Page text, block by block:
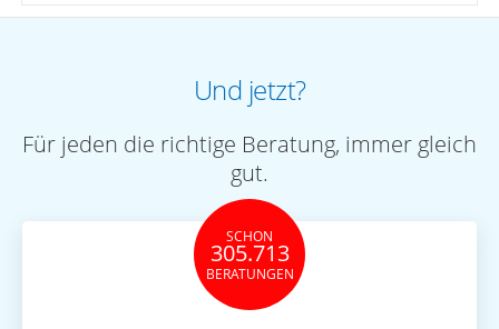
Und jetzt?
Für jeden die richtige Beratung, immer gleich
gut.
SCHON
305.713
BERATUNGEN